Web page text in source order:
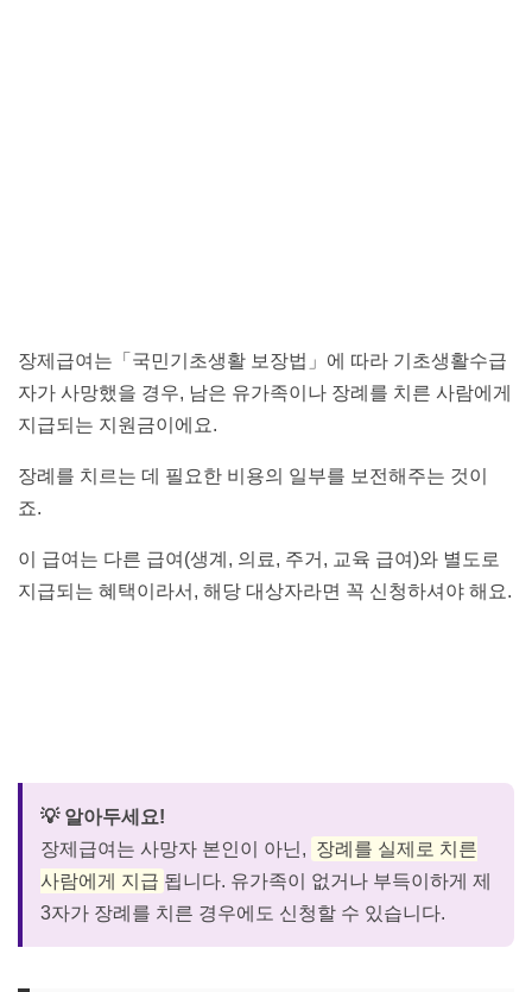
장제급여는「국민기초생활 보장법」에 따라 기초생활수급
자가 사망했을 경우, 남은 유가족이나 장례를 치른 사람에게
지급되는 지원금이에요.
장례를 치르는 데 필요한 비용의 일부를 보전해주는 것이
죠.
이 급여는 다른 급여(생계, 의료, 주거, 교육 급여)와 별도로
지급되는 혜택이라서, 해당 대상자라면 꼭 신청하셔야 해요.
💡 알아두세요!
장제급여는 사망자 본인이 아닌, 장례를 실제로 치른
사람에게 지급 됩니다. 유가족이 없거나 부득이하게 제
3자가 장례를 치른 경우에도 신청할 수 있습니다.